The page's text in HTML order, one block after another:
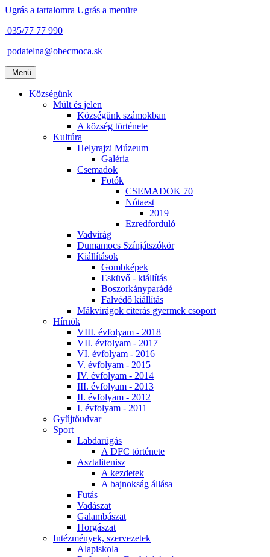
Ugrás a tartalomra Ugrás a menüre
035/77 77 990
podatelna@obecmoca.sk
Menü
Községünk
Múlt és jelen
Községünk számokban
A község története
Kultúra
Helyrajzi Múzeum
Galéria
Csemadok
Fotók
CSEMADOK 70
Nótaest
2019
Ezredforduló
Vadvirág
Dumamocs Színjátszókör
Kiállítások
Gombképek
Esküvő - kiállítás
Boszorkányparádé
Falvédő kiállítás
Mákvirágok citerás gyermek csoport
Hírnök
VIII. évfolyam - 2018
VII. évfolyam - 2017
VI. évfolyam - 2016
V. évfolyam - 2015
IV. évfolyam - 2014
III. évfolyam - 2013
II. évfolyam - 2012
I. évfolyam - 2011
Gyűjtőudvar
Sport
Labdarúgás
A DFC története
Asztalitenisz
A kezdetek
A bajnokság állása
Futás
Vadászat
Galambászat
Horgászat
Intézmények, szervezetek
Alapiskola